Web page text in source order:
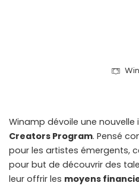
Winamp dévoile une
Creators Program. Pensé
pour les artistes émergents,
pour but de découvrir des
leur offrir les moyens